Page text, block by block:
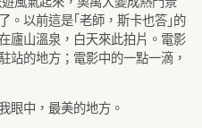
。以前這是｢老師，斯卡也答｣的
廬山溫泉，白天來此拍片。電影
站的地方；電影中的一點一滴，
眼中，最美的地方。